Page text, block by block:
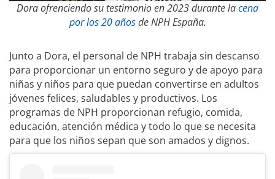
Dora ofrenciendo su testimonio en 2023 durante lacena
por los 20 añosde NPH España.
Junto a Dora, el personal de NPH trabaja sin descanso
para proporcionar un entorno seguro y de apoyo para
niñas y niños para que puedan convertirse en adultos
jóvenes felices, saludables y productivos. Los
programas de NPH proporcionan refugio, comida,
educación, atención médica y todo lo que se necesita
para que los niños sepan que son amados y dignos.